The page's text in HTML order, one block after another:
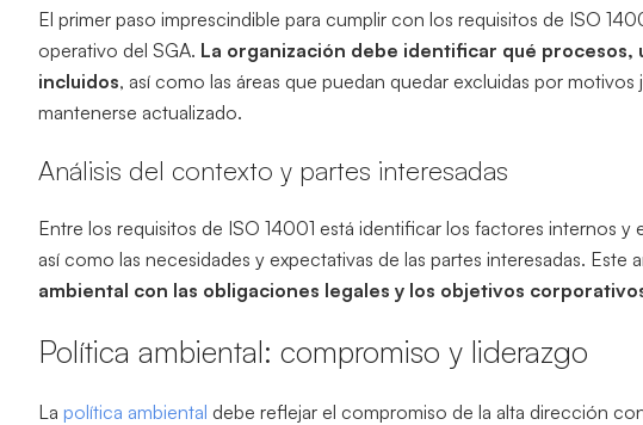
El primer paso imprescindible para cumplir con los requisitos de ISO
operativo del SGA. La organización debe identificar qué
incluidos, así como las áreas que puedan quedar excluidas por
mantenerse actualizado.
Análisis del contexto y partes interesadas
Entre los requisitos de ISO 14001 está identificar los factores internos y
así como las necesidades y expectativas de las partes interesadas. Este
ambiental con las obligaciones legales y los objetivos
Política ambiental: compromiso y liderazgo
La política ambiental debe reflejar el compromiso de la alta dirección